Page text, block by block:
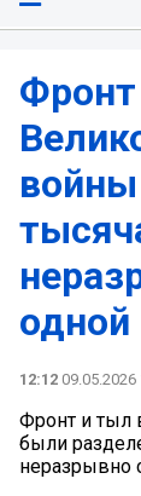
12:12 09.05.2026
Фронт и тыл
были
неразрывно